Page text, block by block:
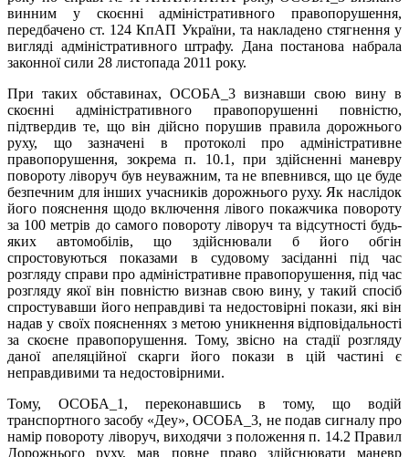
винним у скоєнні адміністративного правопорушення,
передбачено ст. 124 КпАП України, та накладено стягнення у
вигляді адміністративного штрафу. Дана постанова набрала
законної сили 28 листопада 2011 року.
При таких обставинах, ОСОБА_3 визнавши свою вину в
скоєнні адміністративного правопорушенні повністю,
підтвердив те, що він дійсно порушив правила дорожнього
руху, що зазначені в протоколі про адміністративне
правопорушення, зокрема п. 10.1, при здійсненні маневру
повороту ліворуч був неуважним, та не впевнився, що це буде
безпечним для інших учасників дорожнього руху. Як наслідок
його пояснення щодо включення лівого покажчика повороту
за 100 метрів до самого повороту ліворуч та відсутності будь-
яких автомобілів, що здійснювали б його обгін
спростовуються показами в судовому засіданні під час
розгляду справи про адміністративне правопорушення, під час
розгляду якої він повністю визнав свою вину, у такий спосіб
спростувавши його неправдиві та недостовірні покази, які він
надав у своїх поясненнях з метою уникнення відповідальності
за скоєне правопорушення. Тому, звісно на стадії розгляду
даної апеляційної скарги його покази в цій частині є
неправдивими та недостовірними.
Тому, ОСОБА_1, переконавшись в тому, що водій
транспортного засобу «Деу», ОСОБА_3, не подав сигналу про
намір повороту ліворуч, виходячи з положення п. 14.2 Правил
Дорожнього руху, мав повне право здійснювати маневр